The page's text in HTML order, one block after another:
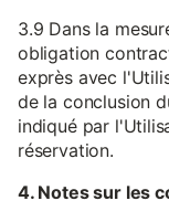
3.9 Dans la
obligation
exprès avec
de la conclusion
indiqué par
réservation.
4. Notes sur les